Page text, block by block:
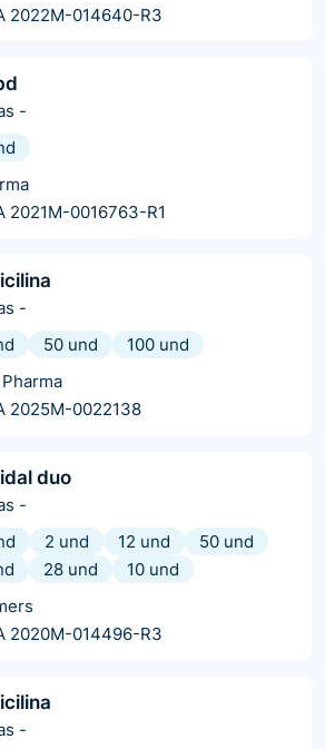
2022M-014640-R3
-
2021M-0016763-R1
-
50 und
100 und
2025M-0022138
duo
-
2 und 12 und
50 und
28 und
10 und
2020M-014496-R3
-